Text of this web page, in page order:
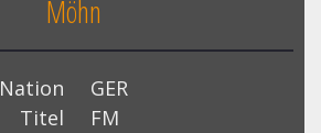
Möhn
Nation
GER
Titel
FM